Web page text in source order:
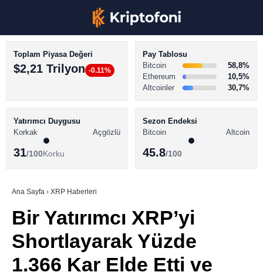
Youtube
TikTok
BİTCOİN HABERLERİ
ALTCOİN HABERLERİ
SÖZLÜK
Toplam Piyasa Değeri
$2,21 Trilyon -0.11%
Pay Tablosu
Bitcoin
58,8%
Ethereum
10,5%
Altcoinler
30,7%
Yatırımcı Duygusu
Korkak
Açgözlü
31/100Korku
Sezon Endeksi
Bitcoin
Altcoin
45.8/100
Ana Sayfa › XRP Haberleri
Bir Yatırımcı XRP’yi
Shortlayarak Yüzde
1.366 Kar Elde Etti ve